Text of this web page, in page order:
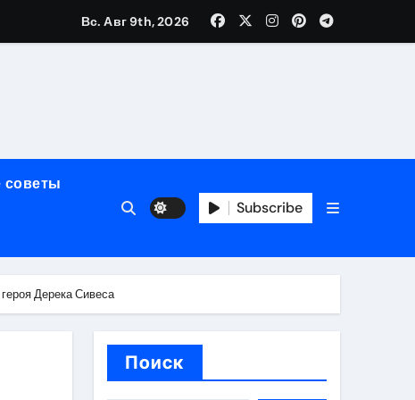
ЭКС Apollo DR
маневренность
Вс. Авг 9th, 2026
Subscribe
Дерека Сивеса
Поиск